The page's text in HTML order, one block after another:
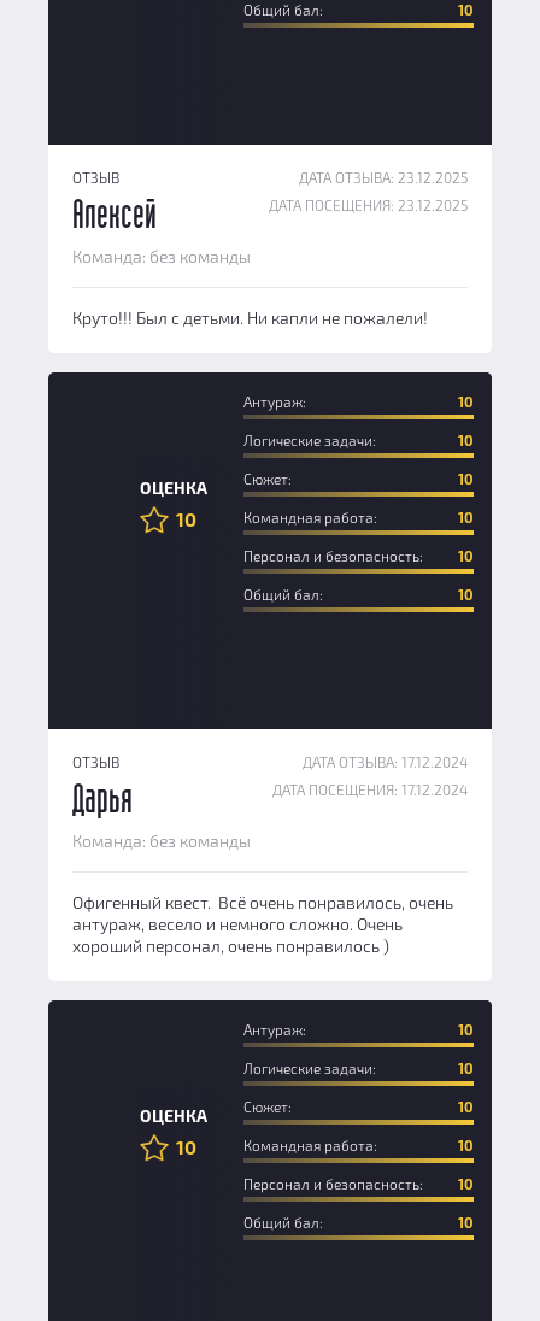
Общий бал: 10
ОТЗЫВ
ДАТА ОТЗЫВА: 23.12.2025
ДАТА ПОСЕЩЕНИЯ: 23.12.2025
Алексей
Команда: без команды
Круто!!! Был с детьми. Ни капли не пожалели!
ОЦЕНКА
10
Антураж: 10
Логические задачи: 10
Сюжет: 10
Командная работа: 10
Персонал и безопасность: 10
Общий бал: 10
ОТЗЫВ
ДАТА ОТЗЫВА: 17.12.2024
ДАТА ПОСЕЩЕНИЯ: 17.12.2024
Дарья
Команда: без команды
Офигенный квест. Всё очень понравилось, очень
антураж, весело и немного сложно. Очень
хороший персонал, очень понравилось )
ОЦЕНКА
10
Антураж: 10
Логические задачи: 10
Сюжет: 10
Командная работа: 10
Персонал и безопасность: 10
Общий бал: 10